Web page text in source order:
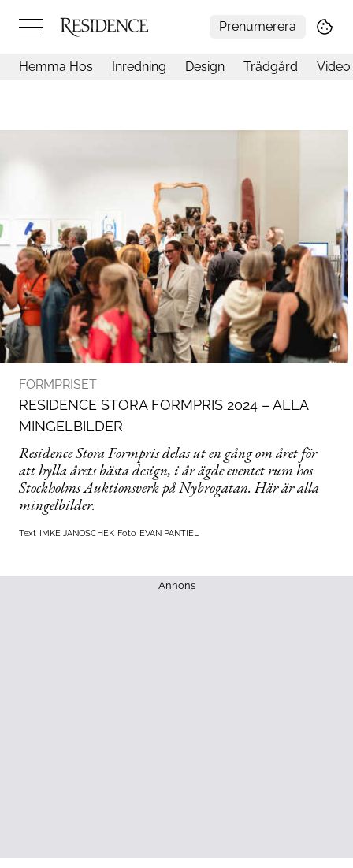
Prenumerera
Resor
Mat & Dryck
Influencers
Mer
Hemma Hos Inredning Design Trädgård Video
FORMPRISET
RESIDENCE STORA FORMPRIS 2024 – ALLA
MINGELBILDER
Residence Stora Formpris delas ut en gång om året för
att hylla årets bästa design, i år ägde eventet rum hos
Stockholms Auktionsverk på Nybrogatan. Här är alla
mingelbilder.
Text IMKE JANOSCHEK Foto EVAN PANTIEL
Annons